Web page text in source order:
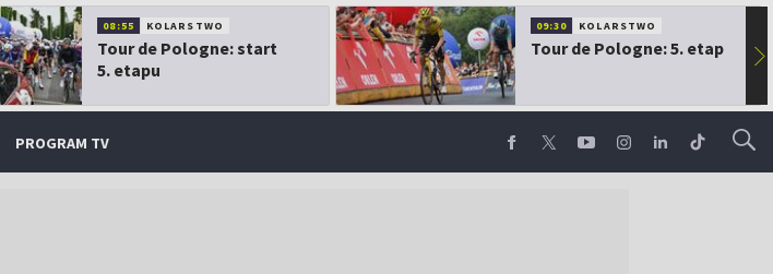
08:55 KOLARSTWO
Tour de Pologne: start
5. etapu
09:30 KOLARSTWO
Tour de Pologne: 5. etap ▶
PROGRAM TV